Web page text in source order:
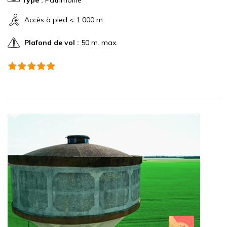
Accès à pied < 1 000 m.
Plafond de vol : 50 m. max.